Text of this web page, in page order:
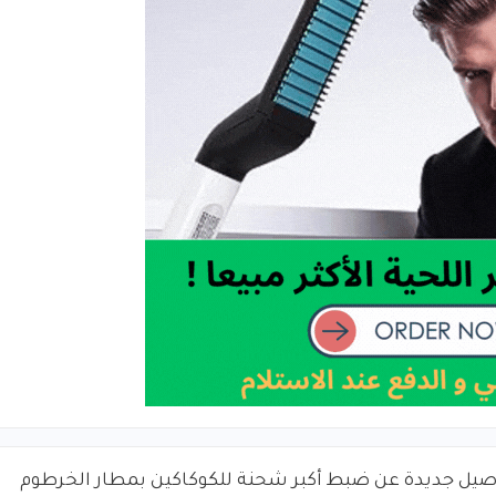
جديدة عن ضبط أكبر شحنة للكوكاكين بمطار الخرطوم